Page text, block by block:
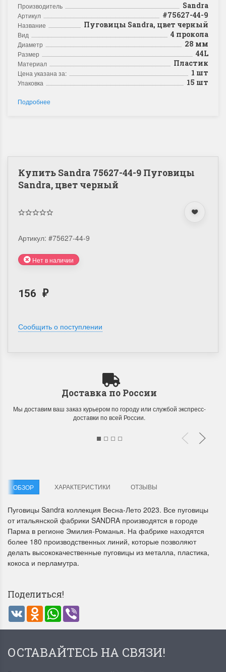
Летние Скидки
!! СКИДКА 20% ‼️ с 1 до 3 июня в
честь первого летнего дня
Чудетство...
Анастасия Туманова
1 июня 2024 11:29
Раритеты Дим.
На сайте пополнение
Dimensions
Производитель Sandra
Артикул #75627-44-9
Название Пуговицы Sandra, цвет черный
Вид 4 прокола
Диаметр 28 мм
Размер 44L
Материал Пластик
Цена указана за: 1 шт
Упаковка 15 шт
Подробнее
Купить Sandra 75627-44-9 Пуговицы
Sandra, цвет черный
Артикул: #75627-44-9
Нет в наличии
156 ₽
Сообщить о поступлении
Доставка по России
Мы доставим ваш заказ курьером по городу или службой экспресс-
доставки по всей России.
ОБЗОР ХАРАКТЕРИСТИКИ ОТЗЫВЫ
Пуговицы Sandra коллекция Весна-Лето 2023. Все пуговицы
от итальянской фабрики SANDRA производятся в городе
Парма в регионе Эмилия-Романья. На фабрике находятся
более 180 производственных линий, которые позволяют
делать высококачественные пуговицы из металла, пластика,
кокоса и перламутра.
Поделиться!
VK Odnoklassniki
WhatsApp
ОСТАВАЙТЕСЬ НА СВЯЗИ!